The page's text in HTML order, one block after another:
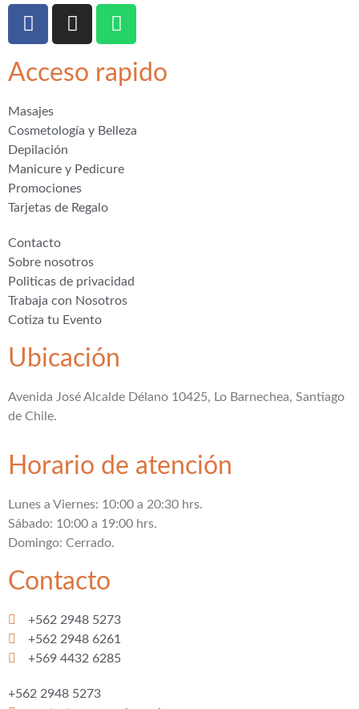
Acceso rapido
Masajes
Cosmetología y Belleza
Depilación
Manicure y Pedicure
Promociones
Tarjetas de Regalo
Contacto
Sobre nosotros
Politicas de privacidad
Trabaja con Nosotros
Cotiza tu Evento
Ubicación
Avenida José Alcalde Délano 10425, Lo Barnechea, Santiago
de Chile.
Horario de atención
Lunes a Viernes: 10:00 a 20:30 hrs.
Sábado: 10:00 a 19:00 hrs.
Domingo: Cerrado.
Contacto
+562 2948 5273
+562 2948 6261
+569 4432 6285
+562 2948 5273